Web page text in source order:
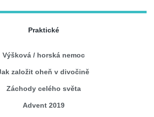
Praktické
Výšková / horská nemoc
založit oheň v divočině
Záchody celého světa
Advent 2019